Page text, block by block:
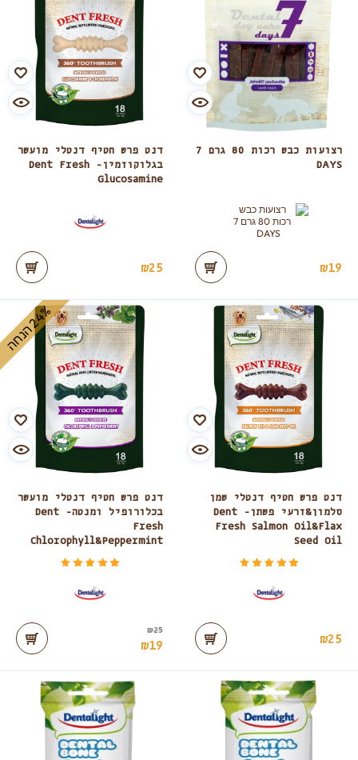
רצועות כבש רכות 80 גרם 7
DAYS
₪19
דנט פרש חטיף דנטלי מועשר
בגלוקוזמין- Dent Fresh
Glucosamine
₪25
דנט פרש חטיף דנטלי שמן
סלמון&זרעי פשתן- Dent
Fresh Salmon Oil&Flax
Seed Oil
₪25
דנט פרש חטיף דנטלי מועשר
בכלורופיל ומנטה- Dent
Fresh
Chlorophyll&Peppermint
₪25
₪19
2
4
%
ה
נ
ח
ה